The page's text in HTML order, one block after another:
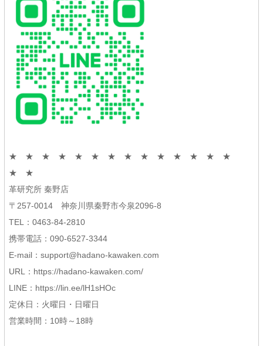
★ ★ ★ ★ ★ ★ ★ ★ ★ ★ ★ ★ ★ ★
★ ★
革研究所 秦野店
〒257-0014 神奈川県秦野市今泉2096-8
TEL：0463-84-2810
携帯電話：090-6527-3344
E-mail：support@hadano-kawaken.com
URL：https://hadano-kawaken.com/
LINE：https://lin.ee/lH1sHOc
定休日：火曜日・日曜日
営業時間：10時～18時